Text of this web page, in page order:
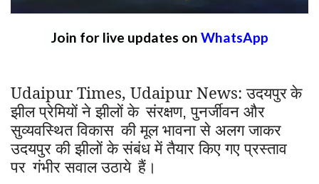
Join for live updates on WhatsApp
Udaipur Times, Udaipur News: उदयपुरके
झील प्रेमियों ने झीलों के संरक्षण,पुनर्जीवन और
सुव्यवस्थित विकास की मूल भावना से अलग जाकर
उदयपुर की झीलों के संबंध में तैयार किए गए प्रस्ताव
पर गंभीर सवाल उठाये हैं।